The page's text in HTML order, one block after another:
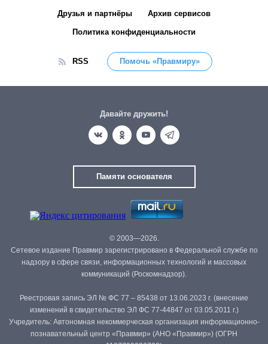
Друзья и партнёры Архив сервисов
Политика конфиденциальности
RSS Помочь «Правмиру»
Давайте дружить!
Памяти основателя
© 2003—2026.
Сетевое издание Правмир зарегистрировано в Федеральной службе по
надзору в сфере связи, информационных технологий и массовых
коммуникаций (Роскомнадзор).
Реестровая запись ЭЛ № ФС 77 – 85438 от 13.06.2023 г. (внесение
изменений в свидетельство ЭЛ ФС 77-44847 от 03.05.2011 г.)
Учредитель: Автономная некоммерческая организация информационно-
познавательный центр «Правмир» (АНО «Правмир») (ОГРН